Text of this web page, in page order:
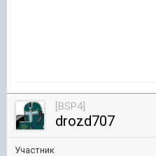
[BSP4]
drozd707
Участник